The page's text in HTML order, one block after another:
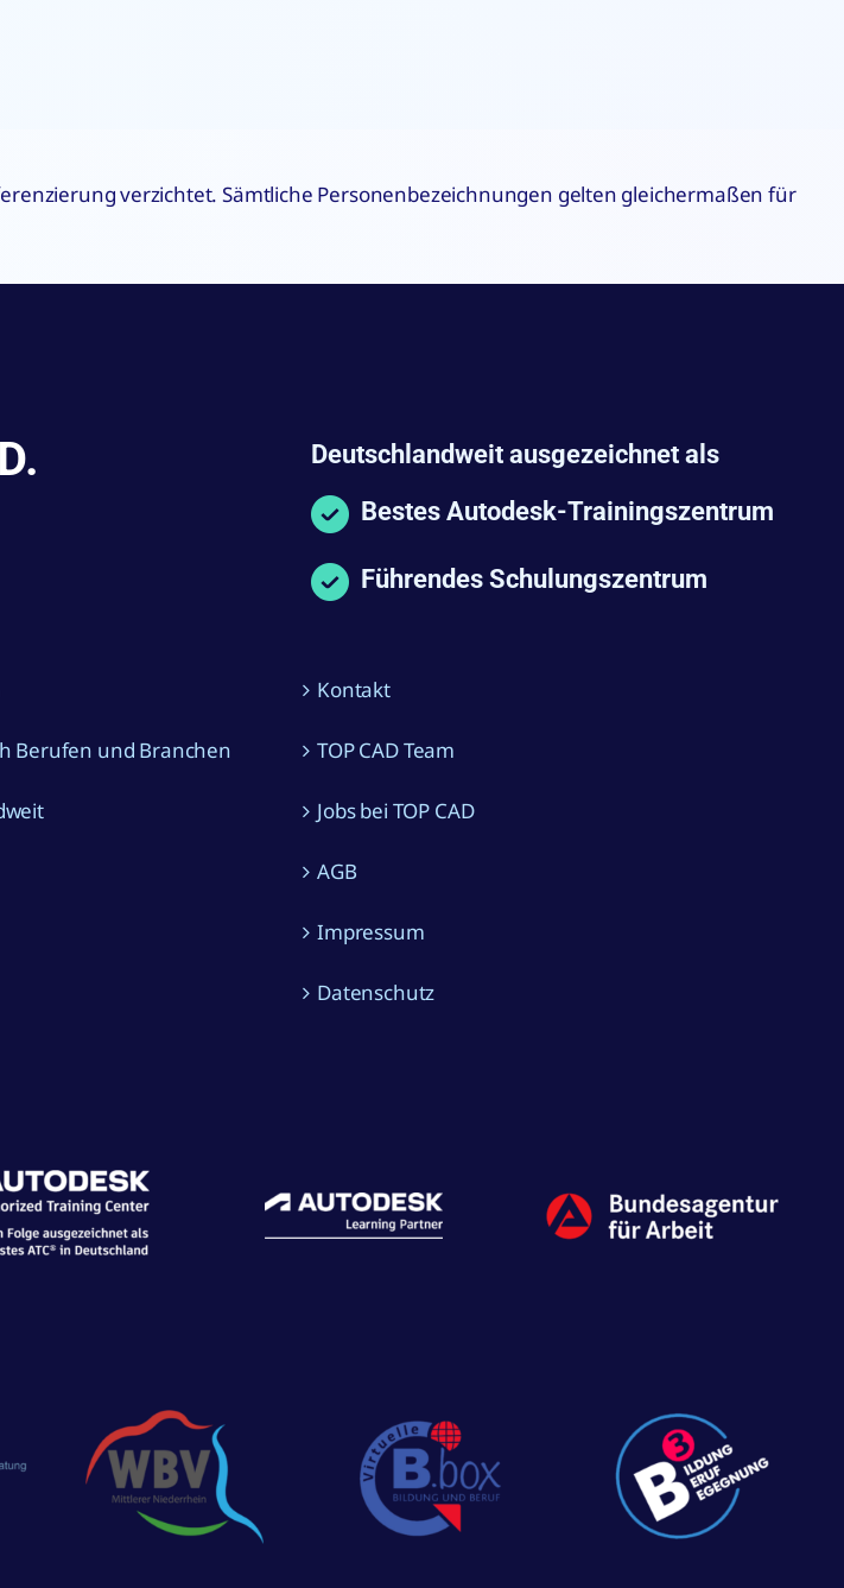
verzichtet. Sämtliche Personenbezeichnungen gelten gleichermaßen für
Deutschlandweit ausgezeichnet als
Bestes Autodesk-Trainingszentrum
Führendes Schulungszentrum
Berufen und Branchen
Kontakt
TOP CAD Team
Jobs bei TOP CAD
AGB
Impressum
Datenschutz